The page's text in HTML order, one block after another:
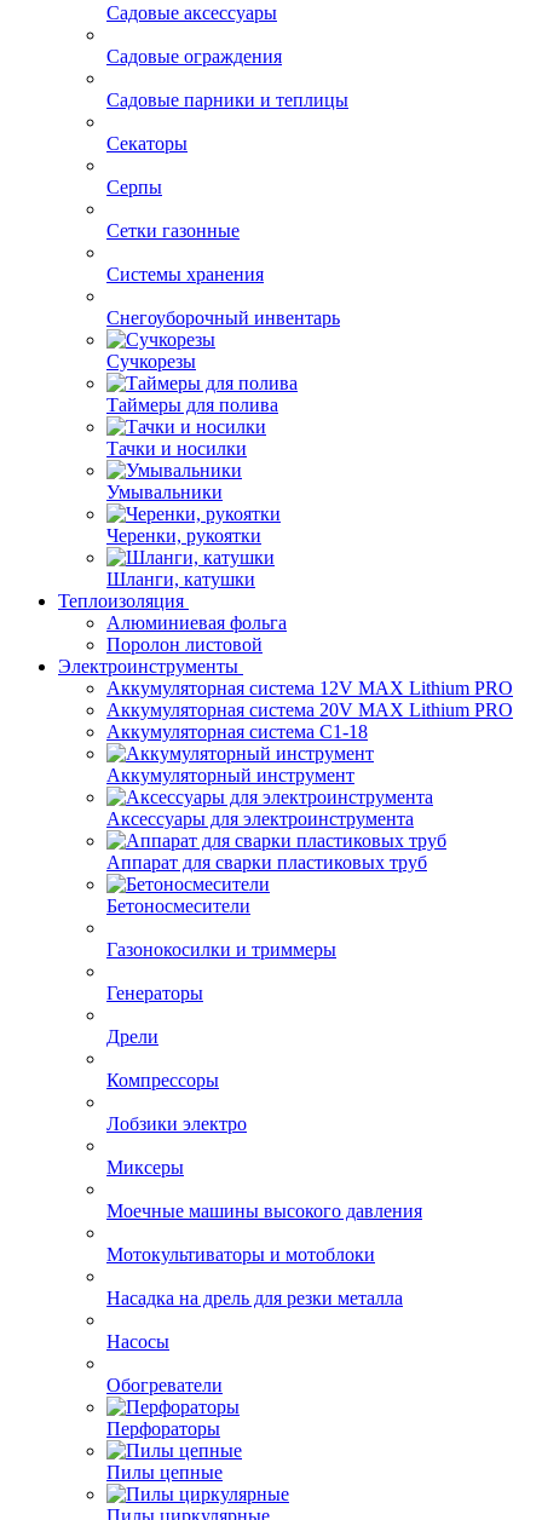
Распылители
Садовые аксессуары
Садовые ограждения
Садовые парники и теплицы
Секаторы
Серпы
Сетки газонные
Системы хранения
Снегоуборочный инвентарь
Сучкорезы
Таймеры для полива
Тачки и носилки
Умывальники
Черенки, рукоятки
Шланги, катушки
Теплоизоляция
Алюминиевая фольга
Поролон листовой
Электроинструменты
Аккумуляторная система 12V MAX Lithium PRO
Аккумуляторная система 20V MAX Lithium PRO
Аккумуляторная система С1-18
Аккумуляторный инструмент
Аксессуары для электроинструмента
Аппарат для сварки пластиковых труб
Бетоносмесители
Газонокосилки и триммеры
Генераторы
Дрели
Компрессоры
Лобзики электро
Миксеры
Моечные машины высокого давления
Мотокультиваторы и мотоблоки
Насадка на дрель для резки металла
Насосы
Обогреватели
Перфораторы